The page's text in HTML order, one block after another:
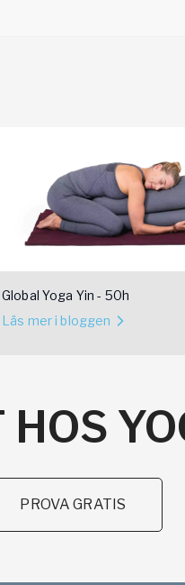
Global Yoga Yin - 50h
Läs mer i bloggen
PROVA GRATIS